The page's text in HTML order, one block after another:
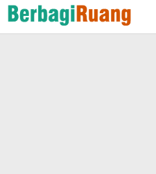
Lewati
ke